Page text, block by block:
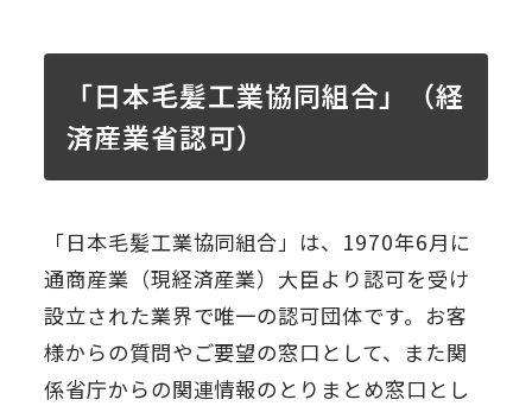
「日本毛髪工業協同組合」（経
済産業省認可）
「日本毛髪工業協同組合」は、1970年6月に
通商産業（現経済産業）大臣より認可を受け
設立された業界で唯一の認可団体です。お客
様からの質問やご要望の窓口として、また関
係省庁からの関連情報のとりまとめ窓口とし